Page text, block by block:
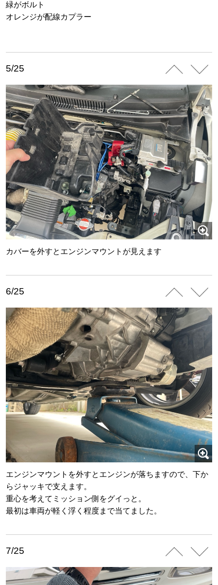
緑がボルト
オレンジが配線カプラー
5/25
カバーを外すとエンジンマウントが見えます
6/25
エンジンマウントを外すとエンジンが落ちますので、下か
らジャッキで支えます。
重心を考えてミッション側をグイっと。
最初は車両が軽く浮く程度まで当てました。
7/25